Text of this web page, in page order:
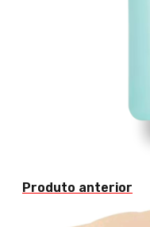
Produto anterior